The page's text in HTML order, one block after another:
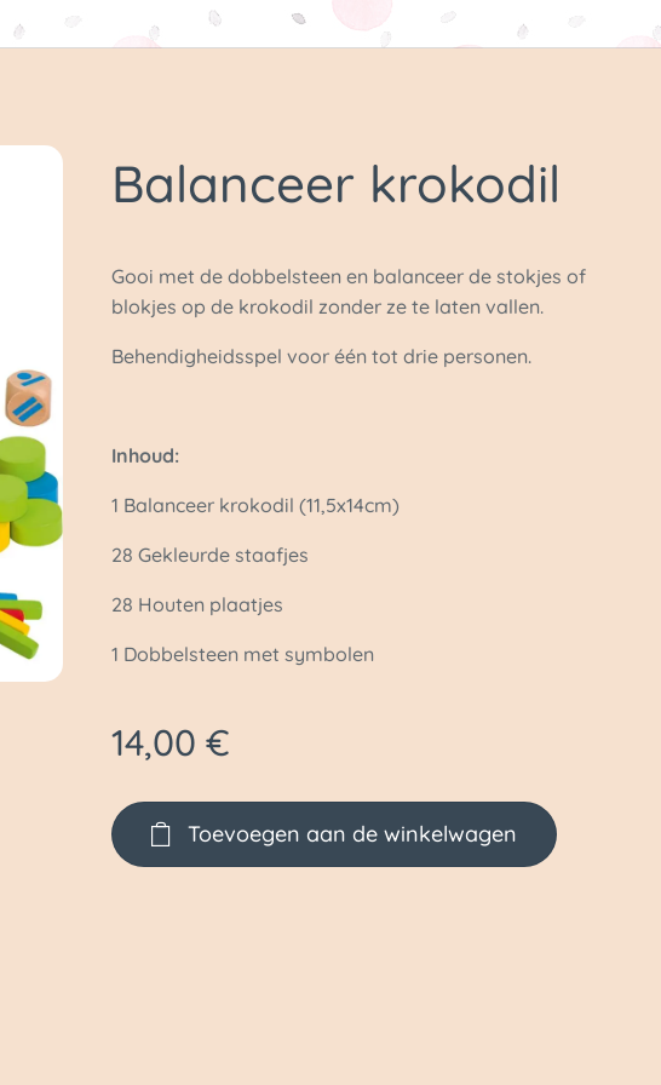
Balanceer krokodil
Gooi met de dobbelsteen en balanceer de stokjes of
blokjes op de krokodil zonder ze te laten vallen.
Behendigheidsspel voor één tot drie personen.
Inhoud:
1 Balanceer krokodil (11,5x14cm)
28 Gekleurde staafjes
28 Houten plaatjes
1 Dobbelsteen met symbolen
14,00 €
Toevoegen aan de winkelwagen